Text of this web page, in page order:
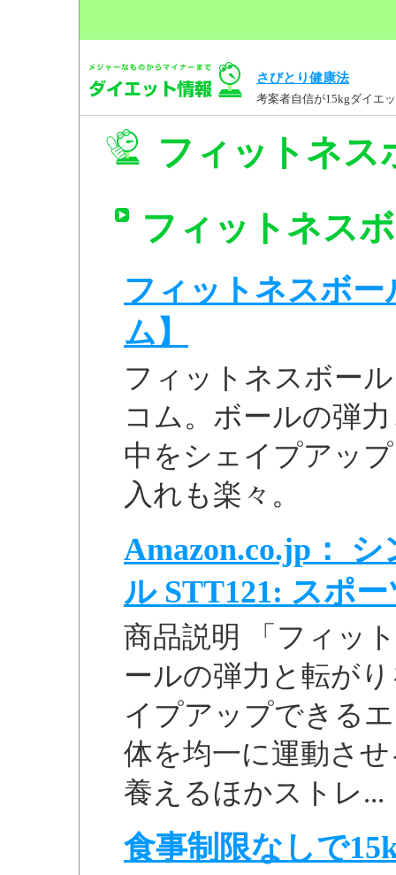
さびとり健康法
考案者自信が15kgダイエ
フィットネス
フィットネス
フィットネスボー
ム】
フィットネスボー
コム。ボールの弾
中をシェイプアッ
入れも楽々。
Amazon.co.jp：
ル STT121: スポー
商品説明 「フィッ
ールの弾力と転が
イプアップできる
体を均一に運動さ
養えるほかストレ...
食事制限なしで